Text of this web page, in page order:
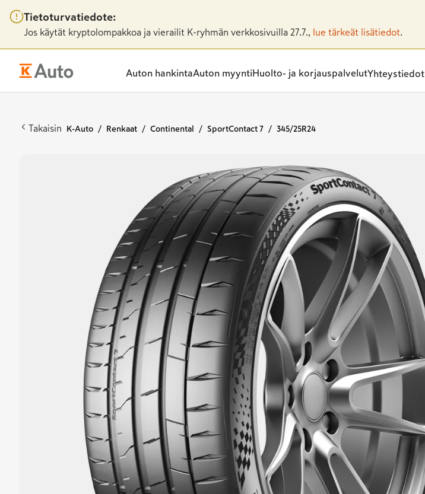
Tietoturvatiedote:
Jos käytät kryptolompakkoa ja vierailit K-ryhmän verkkosivuilla 27.7., lue tärkeät lisätiedot
Auton hankintaAuton myynti Huolto- ja korjauspalvelutYhteystiedot
Takaisin K-Auto Renkaat Continental SportContact 7 345/25R24